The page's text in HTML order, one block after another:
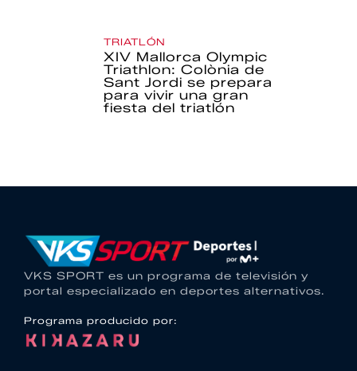
TRIATLÓN
XIV Mallorca Olympic
Triathlon: Colònia de
Sant Jordi se prepara
para vivir una gran
fiesta del triatlón
VKS SPORT es un programa de televisión y
portal especializado en deportes alternativos.
Programa producido por: